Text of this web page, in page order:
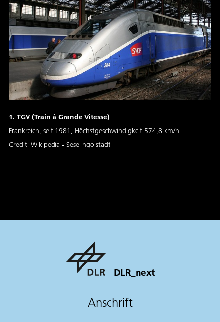
1. TGV (Train à Grande Vitesse)
Frankreich, seit 1981, Höchstgeschwindigkeit 574,8 km/h
Credit: Wikipedia - Sese Ingolstadt
DLR_next
Anschrift